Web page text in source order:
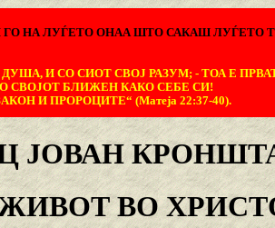
НА ЛУЃЕТО ОНАА ШТО САКАШ ЛУЃЕТО
И СО СИОТ СВОЈ РАЗУМ; - ТОА Е
СВОЈОТ БЛИЖЕН КАКО СЕБЕ СИ!
И ПРОРОЦИТЕ“ (Матеја 22:37-40).
ЈОВАН
ВО